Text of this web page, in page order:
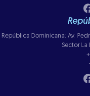
República Dominicana: Av.
Sector La